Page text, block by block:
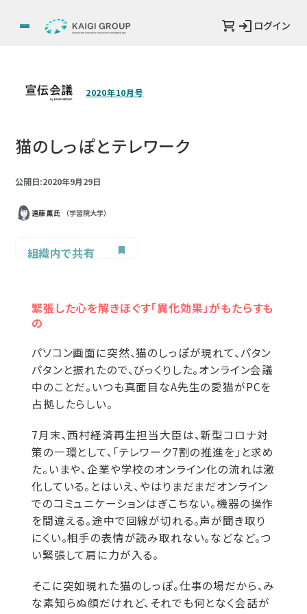
ログイン
2020年10月号
猫のしっぽとテレワーク
公開日:2020年9月29日
遠藤 薫氏 （学習院大学）
組織内で共有
緊張した心を解きほぐす「異化効果」がもたらすも
の
パソコン画面に突然、猫のしっぽが現れて、パタン
パタンと振れたので、びっくりした。オンライン会議
中のことだ。いつも真面目なA先生の愛猫がPCを
占拠したらしい。
7月末、西村経済再生担当大臣は、新型コロナ対
策の一環として、「テレワーク7割の推進を」と求め
た。いまや、企業や学校のオンライン化の流れは激
化している。とはいえ、やはりまだまだオンライン
でのコミュニケーションはぎこちない。機器の操作
を間違える。途中で回線が切れる。声が聞き取り
にくい。相手の表情が読み取れない。などなど。つ
い緊張して肩に力が入る。
そこに突如現れた猫のしっぽ。仕事の場だから、み
な素知らぬ顔だけれど、それでも何となく会話が